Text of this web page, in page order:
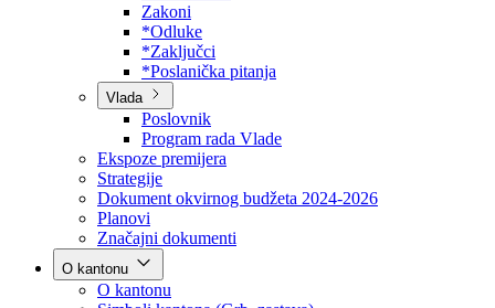
Poslovnik
Program rada Skupštine
Budžet 2026
Zakoni
*Odluke
*Zaključci
*Poslanička pitanja
Vlada
Poslovnik
Program rada Vlade
Ekspoze premijera
Strategije
Dokument okvirnog budžeta 2024-2026
Planovi
Značajni dokumenti